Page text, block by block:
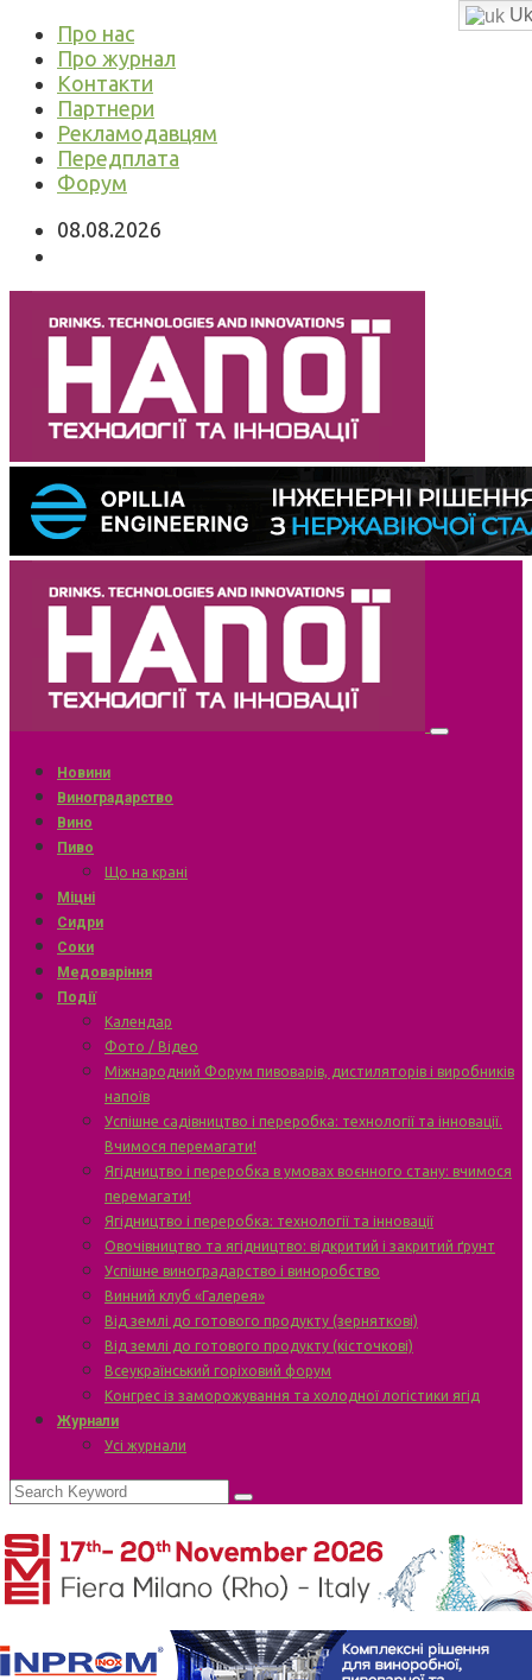
Про нас
Про журнал
Контакти
Партнери
Рекламодавцям
Передплата
Форум
08.08.2026
Новини
Виноградарство
Вино
Пиво
Що на крані
Міцні
Сидри
Соки
Медоваріння
Події
Календар
Фото / Відео
Міжнародний Форум пивоварів, дистиляторів і виробників
напоїв
Успішне садівництво і переробка: технології та інновації.
Вчимося перемагати!
Ягідництво і переробка в умовах воєнного стану: вчимося
перемагати!
Ягідництво і переробка: технології та інновації
Овочівництво та ягідництво: відкритий і закритий ґрунт
Успішне виноградарство і виноробство
Винний клуб «Галерея»
Від землі до готового продукту (зерняткові)
Від землі до готового продукту (кісточкові)
Всеукраїнський горіховий форум
Конгрес із заморожування та холодної логістики ягід
Журнали
Усі журнали